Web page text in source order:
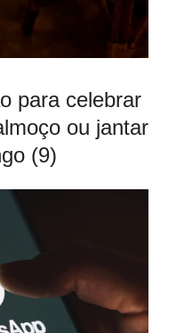
para celebrar
ou jantar
(9)